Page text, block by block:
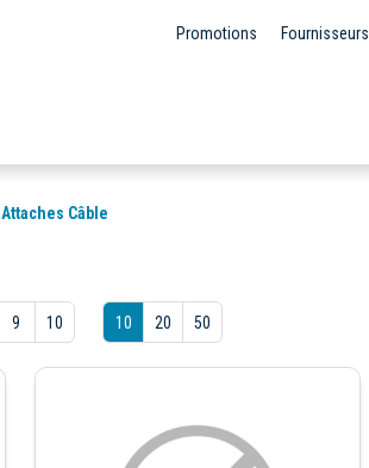
Promotions Fournisseurs
Attaches Câble
9 10 10 20 50